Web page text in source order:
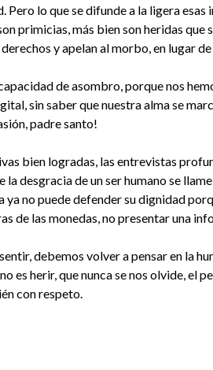
Pero lo que se difunde a la ligera esas
primicias, más bien son heridas que
y apelan al morbo, en lugar
de asombro, porque nos
sin saber que nuestra alma se
padre santo!
bien logradas, las entrevistas
la desgracia de un ser humano se
ya no puede defender su dignidad
de las monedas, no presentar una
debemos volver a pensar en la
es herir, que nunca se nos olvide, el
con respeto.